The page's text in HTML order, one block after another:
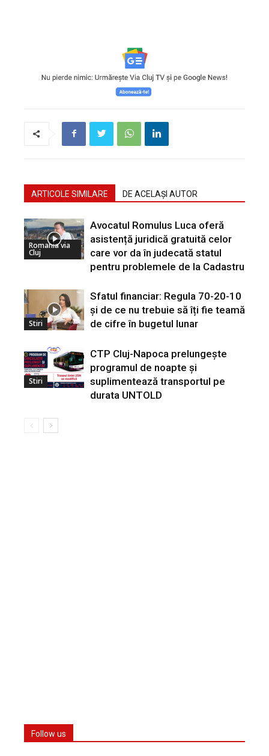
ARTICOLE SIMILARE DE ACELAȘI AUTOR
Romania via
Cluj
Avocatul Romulus Luca oferă
asistență juridică gratuită celor
care vor da în judecată statul
pentru problemele de la Cadastru
Stiri
Sfatul financiar: Regula 70-20-10
și de ce nu trebuie să îți fie teamă
de cifre în bugetul lunar
Stiri
CTP Cluj-Napoca prelungește
programul de noapte și
suplimentează transportul pe
durata UNTOLD
Follow us